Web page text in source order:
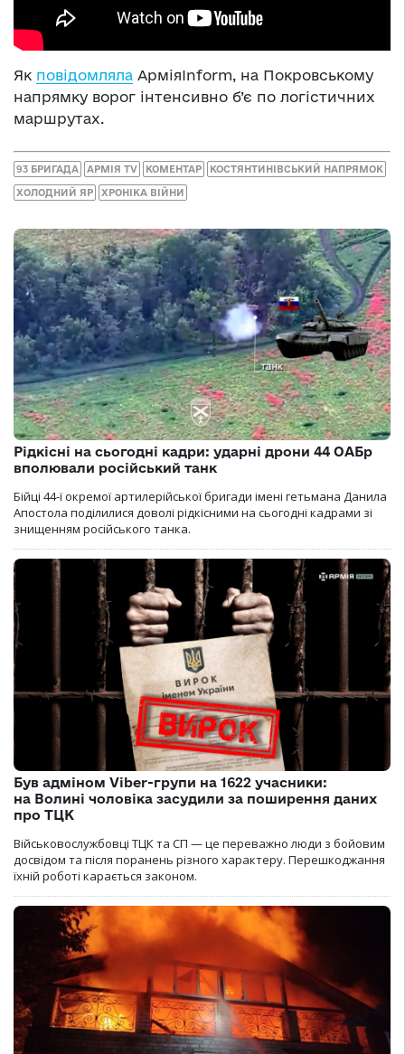
Як повідомляла АрміяInform, на Покровському
напрямку ворог інтенсивно б’є по логістичних
маршрутах.
93 БРИГАДА АРМІЯ TV КОМЕНТАР КОСТЯНТИНІВСЬКИЙ НАПРЯМОК
ХОЛОДНИЙ ЯР ХРОНІКА ВІЙНИ
Рідкісні на сьогодні кадри: ударні дрони 44 ОАБр
вполювали російський танк
Бійці 44-ї окремої артилерійської бригади імені гетьмана Данила
Апостола поділилися доволі рідкісними на сьогодні кадрами зі
знищенням російського танка.
Був адміном Viber-групи на 1622 учасники:
на Волині чоловіка засудили за поширення даних
про ТЦК
Військовослужбовці ТЦК та СП — це переважно люди з бойовим
досвідом та після поранень різного характеру. Перешкоджання
їхній роботі карається законом.